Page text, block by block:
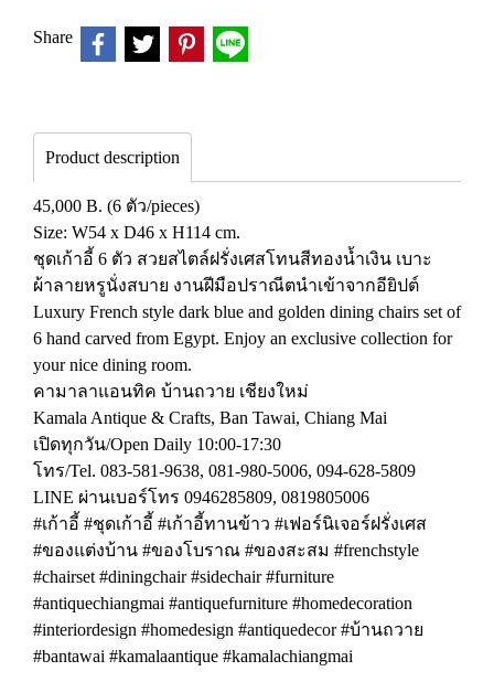
Share
Product description
45,000 B. (6 ตัว/pieces)
Size: W54 x D46 x H114 cm.
ชุดเก้าอี้ 6 ตัว สวยสไตล์ฝรั่งเศสโทนสีทองน้ำเงิน เบาะ
ผ้าลายหรูนั่งสบาย งานฝีมือปราณีตนำเข้าจากอียิปต์
Luxury French style dark blue and golden dining chairs set of
6 hand carved from Egypt. Enjoy an exclusive collection for
your nice dining room.
คามาลาแอนทิค บ้านถวาย เชียงใหม่
Kamala Antique & Crafts, Ban Tawai, Chiang Mai
เปิดทุกวัน/Open Daily 10:00-17:30
โทร/Tel. 083-581-9638, 081-980-5006, 094-628-5809
LINE ผ่านเบอร์โทร 0946285809, 0819805006
#เก้าอี้ #ชุดเก้าอี้ #เก้าอี้ทานข้าว #เฟอร์นิเจอร์ฝรั่งเศส
#ของแต่งบ้าน #ของโบราณ #ของสะสม #frenchstyle
#chairset #diningchair #sidechair #furniture
#antiquechiangmai #antiquefurniture #homedecoration
#interiordesign #homedesign #antiquedecor #บ้านถวาย
#bantawai #kamalaantique #kamalachiangmai